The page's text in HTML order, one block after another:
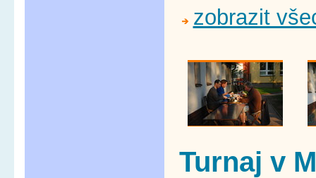
zobrazit
Turnaj v